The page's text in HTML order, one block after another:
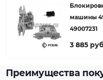
машины
49007231
3 885
Преимущества